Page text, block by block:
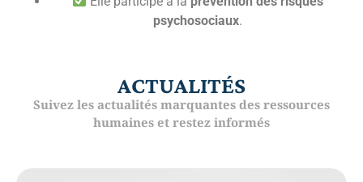
psychosociaux.
ACTUALITÉS
Suivez les actualités marquantes des ressources
humaines et restez informés